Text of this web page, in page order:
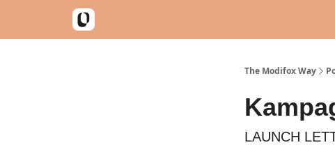
The Modifox Way
LAUNCH